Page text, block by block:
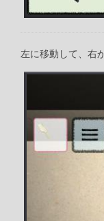
左に移動して、右